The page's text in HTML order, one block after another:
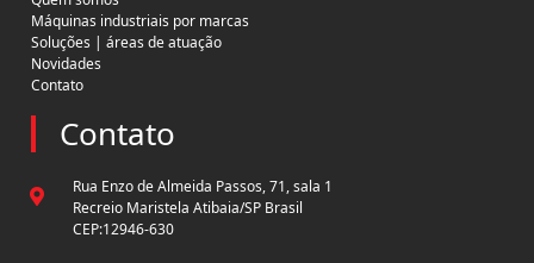
Máquinas industriais por marcas
Soluções | áreas de atuação
Novidades
Contato
Contato
Rua Enzo de Almeida Passos, 71, sala 1
Recreio Maristela Atibaia/SP Brasil
CEP:12946-630